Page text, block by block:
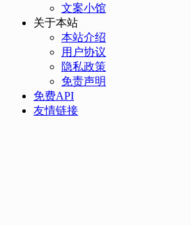
文案小馆
关于本站
本站介绍
用户协议
隐私政策
免责声明
免费API
友情链接